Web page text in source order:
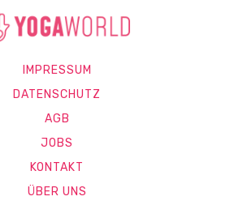
IMPRESSUM
DATENSCHUTZ
AGB
JOBS
KONTAKT
ÜBER UNS